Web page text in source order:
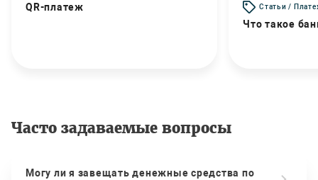
QR-платеж Статьи /
Что такое
Часто задаваемые вопросы
Могу ли я завещать денежные средства по